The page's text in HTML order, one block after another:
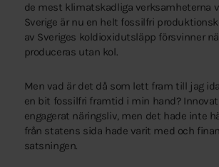
de mest klimatskadliga verksamheterna
Sverige är nu en helt fossilfri
av Sveriges koldioxidutsläpp försvinner
produceras utan kol.
Men vad är det då som lett fram till jag
en bit fossilfri framtid i min hand?
engagerat näringsliv, men det hade inte
från statens sida hade varit med och
satsningen.